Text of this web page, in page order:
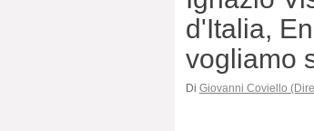
d'Italia,
vogliamo
Di Giovanni Coviello